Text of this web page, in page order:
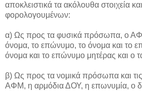
αποκλειστικά τα ακόλουθα στοιχεία
φορολογουμένων:
α) Ως προς τα φυσικά πρόσωπα, ο
όνομα, το επώνυμο, το όνομα και το
όνομα και το επώνυμο μητέρας και ο
β) Ως προς τα νομικά πρόσωπα και τις
ΑΦΜ, η αρμόδια ΔΟΥ, η επωνυμία, ο